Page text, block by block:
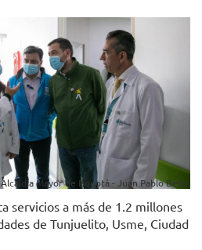
Mayor de Bogotá - Juan Pablo Bello.
servicios a más de 1.2 millones
de Tunjuelito, Usme, Ciudad